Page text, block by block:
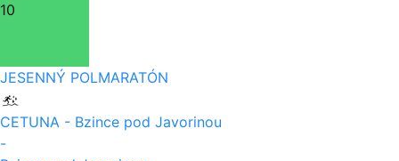
10
JESENNÝ POLMARATÓN
CETUNA - Bzince pod Javorinou
-